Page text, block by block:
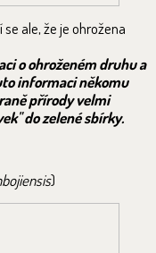
ale, že je ohrožena
o ohroženém druhu a
informaci někomu
přírody velmi
do zelené sbírky.
)